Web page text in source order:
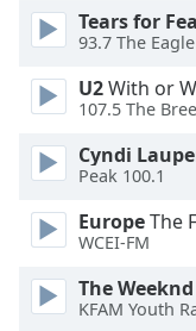
Font
Style
Tears for
93.7 The Eagle
U2With or
107.5 The
Cyndi
Peak 100.1
EuropeThe
WCEI-FM
The Weeknd
KFAM Youth